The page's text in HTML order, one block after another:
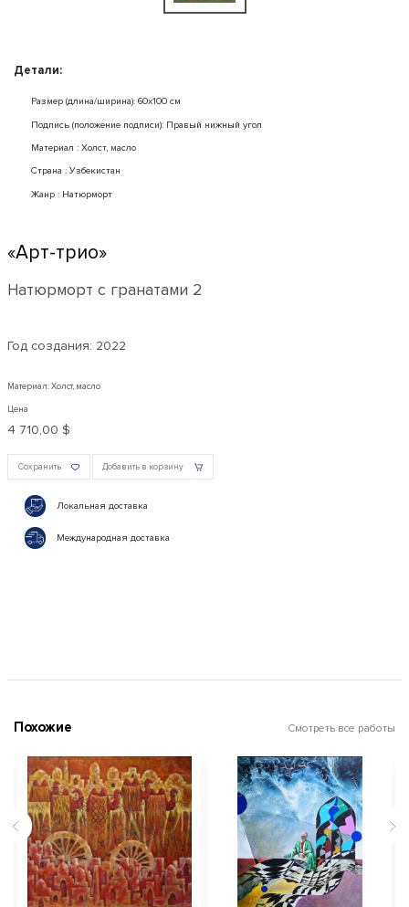
Детали:
Размер (длина/ширина): 60x100 см
Подпись (положение подписи): Правый нижный угол
Mатериал : Холст, масло
Страна : Узбекистан
Жанр : Натюрморт
«Арт-трио»
Натюрморт с гранатами 2
Год создания: 2022
Материал: Холст, масло
Цена
4 710,00 $
Сохранить Добавить в корзину
Локальная доставка
Международная доставка
Похожие Смотреть все работы